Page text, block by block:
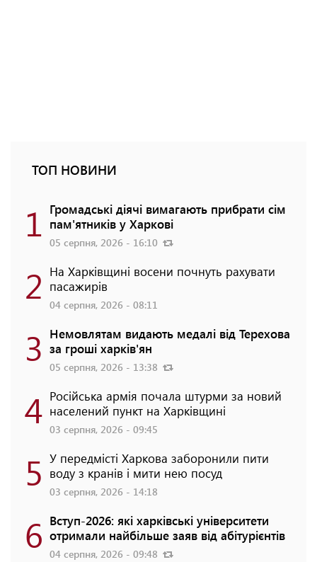
ТОП НОВИНИ
1 Громадські діячі вимагають прибрати сім
пам'ятників у Харкові
05 серпня, 2026 - 16:10
2 На Харківщині восени почнуть рахувати
пасажирів
04 серпня, 2026 - 08:11
3 Немовлятам видають медалі від Терехова
за гроші харків'ян
05 серпня, 2026 - 13:38
4 Російська армія почала штурми за новий
населений пункт на Харківщині
03 серпня, 2026 - 09:45
5 У передмісті Харкова заборонили пити
воду з кранів і мити нею посуд
03 серпня, 2026 - 14:18
6 Вступ-2026: які харківські університети
отримали найбільше заяв від абітурієнтів
04 серпня, 2026 - 09:48